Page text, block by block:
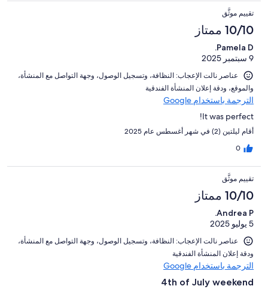
تقييم موثَّق
10/10 ممتاز
Pamela D.
9 سبتمبر 2025
عناصر نالت الإعجاب: ⁦النظافة⁩، و⁦تسجيل الوصول⁩، و⁦جهة التواصل مع المنشأة⁩،
و⁦الموقع⁩، و⁦دقة إعلان المنشأة الفندقية⁩
الترجمة باستخدام Google
It was perfect!
أقام ليلتين (2) في شهر أغسطس عام 2025
0
تقييم موثَّق
10/10 ممتاز
Andrea P.
5 يوليو 2025
عناصر نالت الإعجاب: ⁦النظافة⁩، و⁦تسجيل الوصول⁩، و⁦جهة التواصل مع المنشأة⁩،
و⁦دقة إعلان المنشأة الفندقية⁩
الترجمة باستخدام Google
4th of July weekend